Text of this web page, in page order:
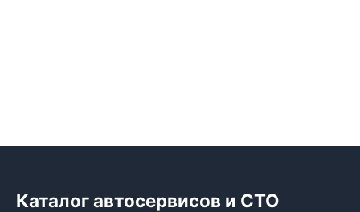
Каталог автосервисов и СТО